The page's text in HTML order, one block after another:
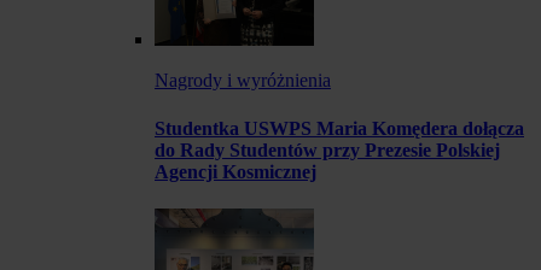
Nagrody i wyróżnienia
Studentka USWPS Maria Komędera dołącza
do Rady Studentów przy Prezesie Polskiej
Agencji Kosmicznej